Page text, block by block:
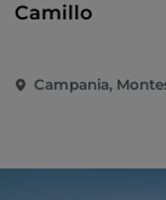
Camillo
Campania,